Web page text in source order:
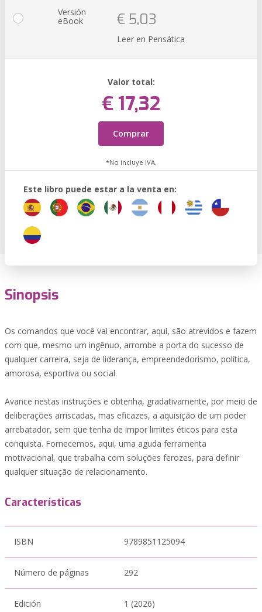
Versión
eBook € 5,03
Leer en Pensática
Valor total:
€ 17,32
Comprar
*No incluye IVA.
Este libro puede estar a la venta en:
Sinopsis
Os comandos que você vai encontrar, aqui, são atrevidos e fazem
com que, mesmo um ingênuo, arrombe a porta do sucesso de
qualquer carreira, seja de liderança, empreendedorismo, política,
amorosa, esportiva ou social.
Avance nestas instruções e obtenha, gradativamente, por meio de
deliberações arriscadas, mas eficazes, a aquisição de um poder
arrebatador, sem que tenha de impor limites éticos para esta
conquista. Fornecemos, aqui, uma aguda ferramenta
motivacional, que trabalha com soluções ferozes, para definir
qualquer situação de relacionamento.
Características
ISBN 9789851125094
Número de páginas 292
Edición 1 (2026)